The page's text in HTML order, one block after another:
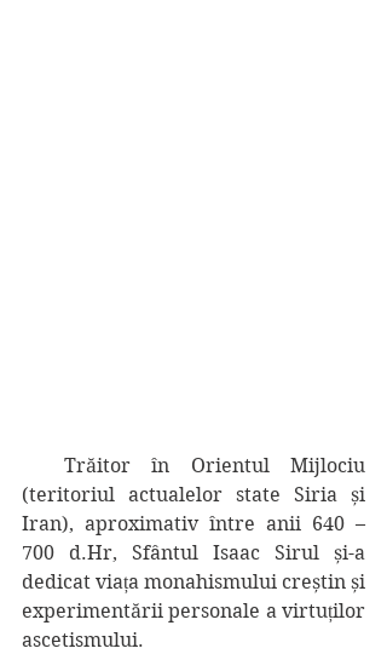
(teritoriul actualelor state Siria și
Iran), aproximativ între anii 640 –
700 d.Hr, Sfântul Isaac Sirul și-a
dedicat viața monahismului creștin și
experimentării personale a virtuților
ascetismului.